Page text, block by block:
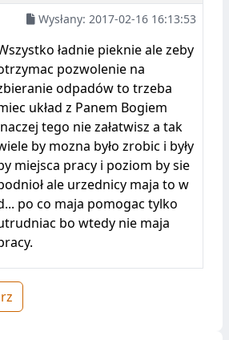
Wysłany: 2017-02-16 16:13:53
ładnie pieknie ale zeby
pozwolenie na
odpadów to trzeba
układ z Panem Bogiem
tego nie załatwisz a tak
by mozna było zrobic i były
miejsca pracy i poziom by sie
ale urzednicy maja to w
po co maja pomogac tylko
bo wtedy nie maja